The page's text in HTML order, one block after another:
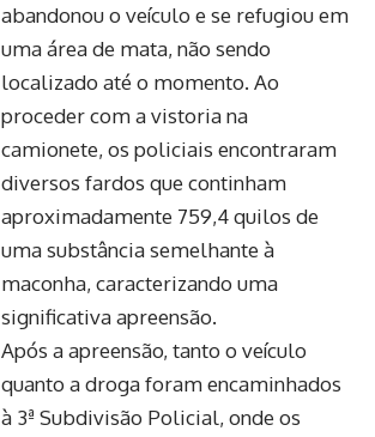
abandonou o veículo e se refugiou em
uma área de mata, não sendo
localizado até o momento. Ao
proceder com a vistoria na
camionete, os policiais encontraram
diversos fardos que continham
aproximadamente 759,4 quilos de
uma substância semelhante à
maconha, caracterizando uma
significativa apreensão.
Após a apreensão, tanto o veículo
quanto a droga foram encaminhados
à 3ª Subdivisão Policial, onde os